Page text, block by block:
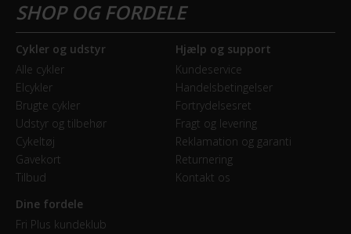
Cykler og udstyr
Alle cykler
Elcykler
Brugte cykler
Udstyr og tilbehør
Cykeltøj
Gavekort
Tilbud
Hjælp og support
Kundeservice
Handelsbetingelser
Fortrydelsesret
Fragt og levering
Reklamation og garanti
Returnering
Kontakt os
Dine fordele
Fri Plus kundeklub